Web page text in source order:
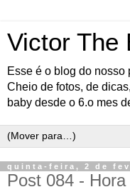
Victor The
Esse é o blog do nosso
Cheio de fotos, de
baby desde o 6.o mes
quinta-feira, 2 de
Post 084 -